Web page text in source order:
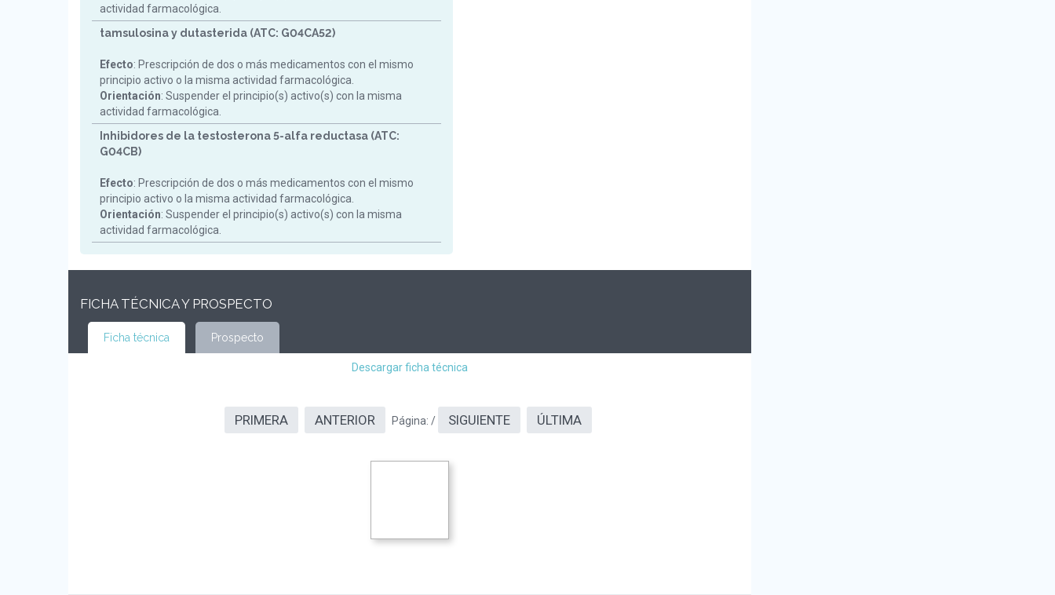
actividad farmacológica.
tamsulosina y dutasterida (ATC: G04CA52)
Efecto: Prescripción de dos o más medicamentos con el mismo
principio activo o la misma actividad farmacológica.
Orientación: Suspender el principio(s) activo(s) con la misma
actividad farmacológica.
Inhibidores de la testosterona 5-alfa reductasa (ATC:
G04CB)
Efecto: Prescripción de dos o más medicamentos con el mismo
principio activo o la misma actividad farmacológica.
Orientación: Suspender el principio(s) activo(s) con la misma
actividad farmacológica.
FICHA TÉCNICA Y PROSPECTO
Ficha técnica Prospecto
Descargar ficha técnica
PRIMERA ANTERIOR Página: / SIGUIENTE ÚLTIMA